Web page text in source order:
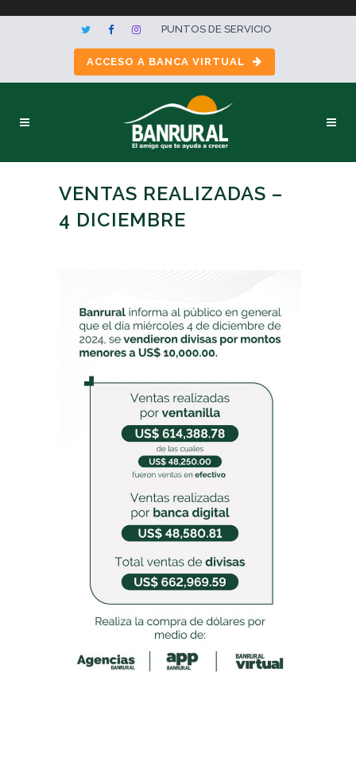
PUNTOS DE SERVICIO
ACCESO A BANCA VIRTUAL
VENTAS REALIZADAS –
4 DICIEMBRE